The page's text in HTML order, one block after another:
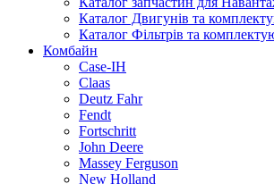
Каталог Двигунів та
Каталог Фільтрів та
Комбайн
Case-IH
Claas
Deutz Fahr
Fendt
Fortschritt
John Deere
Massey Ferguson
New Holland